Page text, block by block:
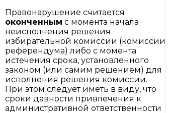
Правонарушение считается
оконченным с момента начала
неисполнения решения
избирательной комиссии (комиссии
референдума) либо с момента
истечения срока, установленного
законом (или самим решением) для
исполнения решения комиссии.
При этом следует иметь в виду, что
сроки давности привлечения к
административной ответственности